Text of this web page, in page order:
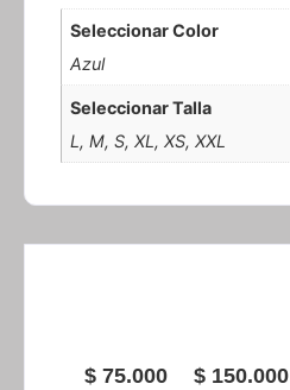
Seleccionar Color
Azul
Seleccionar Talla
L, M, S, XL, XS, XXL
$ 75.000 $ 150.000